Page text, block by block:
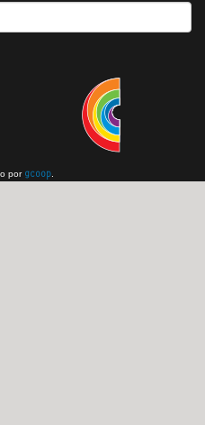
por gcoop.